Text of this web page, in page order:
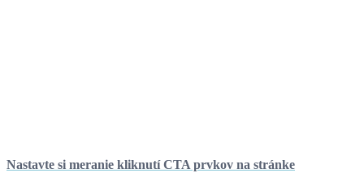
Nastavte si meranie kliknutí CTA prvkov na stránke